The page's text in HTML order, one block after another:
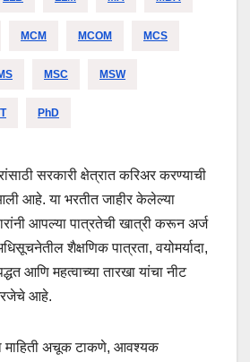
MCM MCOM MCS
MSC MSW
PhD
सरकारी क्षेत्रात करिअर करण्याची
आहे. या भरतीत जाहीर केलेल्या
आपल्या पात्रतेची खात्री करून अर्ज
शैक्षणिक पात्रता, वयोमर्यादा,
आणि महत्वाच्या तारखा यांचा नीट
आहे.
माहिती अचूक टाकणे, आवश्यक